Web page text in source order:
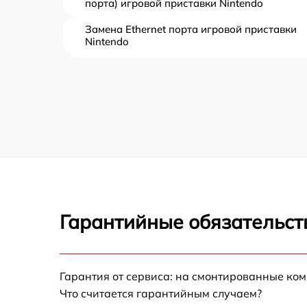
порта) игровой приставки Nintendo
Замена Ethernet порта игровой приставки
Nintendo
Замена системы охлаждения игровой
приставки Nintendo
Nintendo
Замена SSD игровой приставки Nintendo
Гарантийные
Гарантия от сервиса: на смонтированные
Что считается гарантийным случаем?